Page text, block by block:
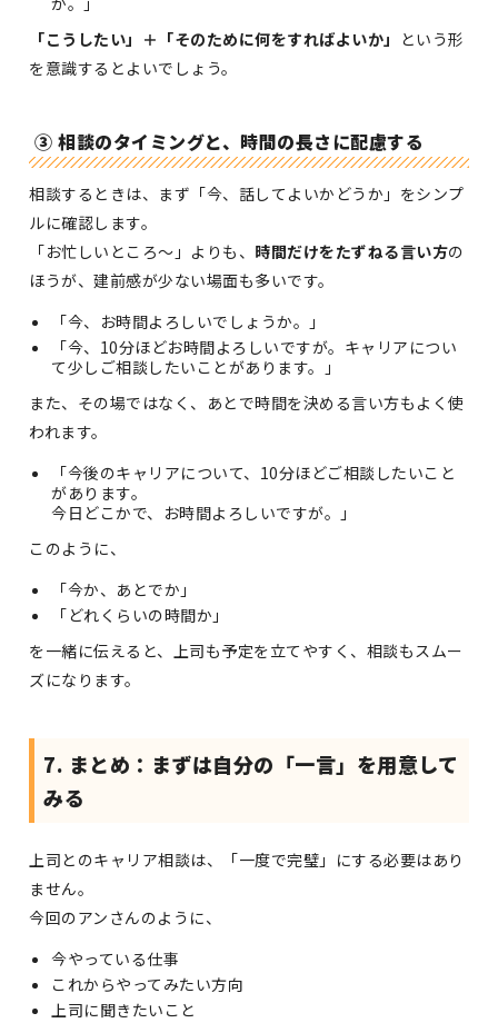
「こうしたい」＋「そのために何をすればよいか」 という形
を意識するとよいでしょう。
③ 相談のタイミングと、時間の長さに配慮する
相談するときは、まず「今、話してよいかどうか」をシンプ
ルに確認します。
「お忙しいところ〜」よりも、 時間だけをたずねる言い方の
ほうが、建前感が少ない場面も多いです。
「今、お時間よろしいでしょうか。」
「今、10分ほどお時間よろしいですが。キャリアについ
て少しご相談したいことがあります。」
また、その場ではなく、あとで時間を決める言い方もよく使
われます。
「今後のキャリアについて、10分ほどご相談したいこと
があります。
今日どこかで、お時間よろしいですが。」
このように、
「今か、あとでか」
「どれくらいの時間か」
を一緒に伝えると、上司も予定を立てやすく、相談もスムー
ズになります。
7. まとめ：まずは自分の「一言」を用意して
みる
上司とのキャリア相談は、「一度で完璧」にする必要はあり
ません。
今回のアンさんのように、
今やっている仕事
これからやってみたい方向
上司に聞きたいこと